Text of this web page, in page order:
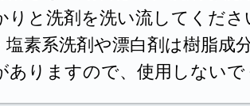
りと洗剤を洗い流してくださ
塩素系洗剤や漂白剤は樹脂成
ありますので、使用しない